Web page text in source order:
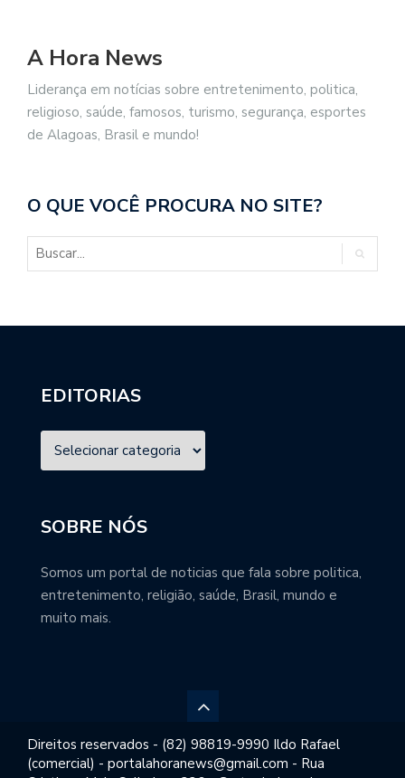
A Hora News
Liderança em notícias sobre entretenimento, politica,
religioso, saúde, famosos, turismo, segurança, esportes
de Alagoas, Brasil e mundo!
O QUE VOCÊ PROCURA NO SITE?
EDITORIAS
SOBRE NÓS
Somos um portal de noticias que fala sobre politica,
entretenimento, religião, saúde, Brasil, mundo e
muito mais.
Direitos reservados - (82) 98819-9990 Ildo Rafael
(comercial) - portalahoranews@gmail.com - Rua